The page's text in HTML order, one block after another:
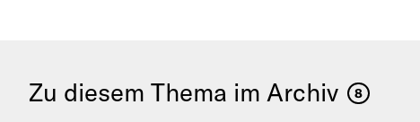
Zu diesem Thema im Archiv 8